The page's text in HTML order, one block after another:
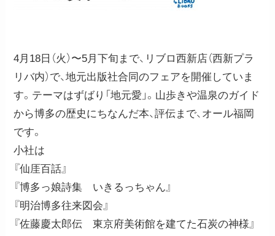
4月18日（火）〜5月下旬まで、リブロ西新店（西新プラ
リバ内）で、地元出版社合同のフェアを開催していま
す。テーマはずばり「地元愛」。山歩きや温泉のガイド
から博多の歴史にちなんだ本、評伝まで、オール福岡
です。
小社は
『仙厓百話』
『博多っ娘詩集 いきるっちゃん』
『明治博多往来図会』
『佐藤慶太郎伝 東京府美術館を建てた石炭の神様』